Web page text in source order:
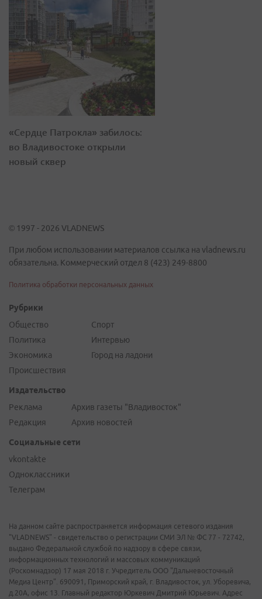
«Сердце Патрокла» забилось:
во Владивостоке открыли
новый сквер
© 1997 - 2026 VLADNEWS
При любом использовании материалов ссылка на vladnews.ru
обязательна. Коммерческий отдел 8 (423) 249-8800
Политика обработки персональных данных
Рубрики
Общество
Политика
Экономика
Происшествия
Спорт
Интервью
Город на ладони
Издательство
Реклама
Редакция
Архив газеты "Владивосток"
Архив новостей
Социальные сети
vkontakte
Одноклассники
Телеграм
На данном сайте распространяется информация сетевого издания
"VLADNEWS" - свидетельство о регистрации СМИ ЭЛ № ФС 77 - 72742,
выдано Федеральной службой по надзору в сфере связи,
информационных технологий и массовых коммуникаций
(Роскомнадзор) 17 мая 2018 г. Учредитель ООО "Дальневосточный
Медиа Центр". 690091, Приморский край, г. Владивосток, ул. Уборевича,
д.20А, офис 13. Главный редактор Юркевич Дмитрий Юрьевич. Адрес